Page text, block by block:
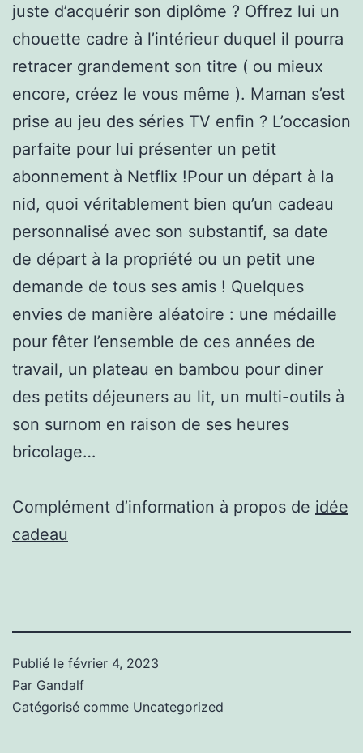
juste d’acquérir son diplôme ? Offrez lui un
chouette cadre à l’intérieur duquel il pourra
retracer grandement son titre ( ou mieux
encore, créez le vous même ). Maman s’est
prise au jeu des séries TV enfin ? L’occasion
parfaite pour lui présenter un petit
abonnement à Netflix !Pour un départ à la
nid, quoi véritablement bien qu’un cadeau
personnalisé avec son substantif, sa date
de départ à la propriété ou un petit une
demande de tous ses amis ! Quelques
envies de manière aléatoire : une médaille
pour fêter l’ensemble de ces années de
travail, un plateau en bambou pour diner
des petits déjeuners au lit, un multi-outils à
son surnom en raison de ses heures
bricolage…
Complément d’information à propos de idée
cadeau
Publié le février 4, 2023
Par Gandalf
Catégorisé comme Uncategorized